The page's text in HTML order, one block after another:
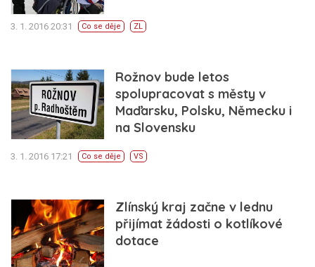
3. 1. 2016 20:31 Co se děje ZL
Rožnov bude letos
spolupracovat s městy v
Maďarsku, Polsku, Německu i
na Slovensku
3. 1. 2016 17:21 Co se děje VS
Zlínský kraj začne v lednu
přijímat žádosti o kotlíkové
dotace